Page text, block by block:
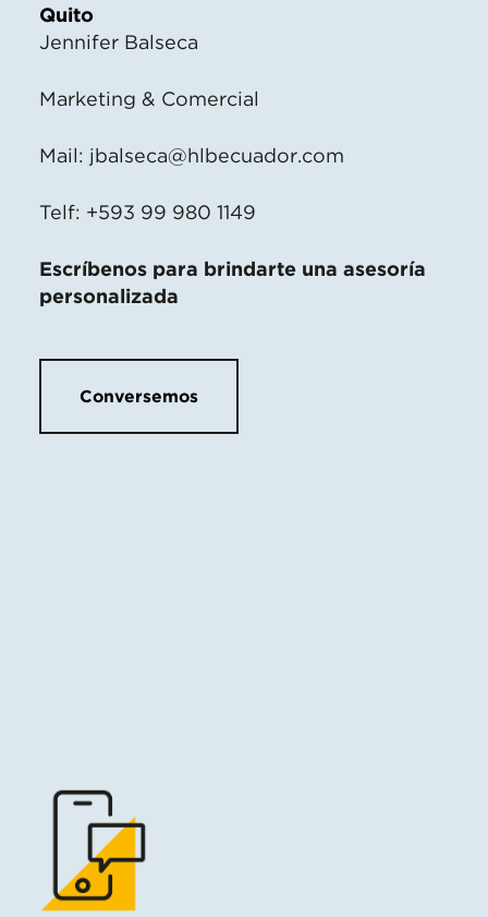
Quito
Jennifer Balseca
Marketing & Comercial
Mail: jbalseca@hlbecuador.com
Telf: +593 99 980 1149
Escríbenos para brindarte una asesoría
personalizada
Conversemos